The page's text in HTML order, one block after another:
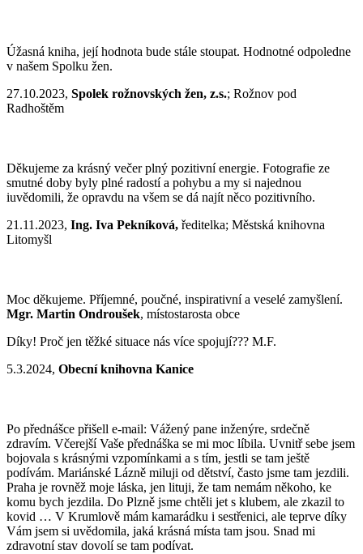
Úžasná kniha, její hodnota bude stále stoupat. Hodnotné odpoledne
v našem Spolku žen.
27.10.2023, Spolek rožnovských žen, z.s.; Rožnov pod
Radhoštěm
Děkujeme za krásný večer plný pozitivní energie. Fotografie ze
smutné doby byly plné radostí a pohybu a my si najednou
iuvědomili, že opravdu na všem se dá najít něco pozitivního.
21.11.2023, Ing. Iva Pekníková, ředitelka; Městská knihovna
Litomyšl
Moc děkujeme. Příjemné, poučné, inspirativní a veselé zamyšlení.
Mgr. Martin Ondroušek, místostarosta obce
Díky! Proč jen těžké situace nás více spojují??? M.F.
5.3.2024, Obecní knihovna Kanice
Po přednášce přišell e-mail: Vážený pane inženýre, srdečně
zdravím. Včerejší Vaše přednáška se mi moc líbila. Uvnitř sebe jsem
bojovala s krásnými vzpomínkami a s tím, jestli se tam ještě
podívám. Mariánské Lázně miluji od dětství, často jsme tam jezdili.
Praha je rovněž moje láska, jen lituji, že tam nemám někoho, ke
komu bych jezdila. Do Plzně jsme chtěli jet s klubem, ale zkazil to
kovid … V Krumlově mám kamarádku i sestřenici, ale teprve díky
Vám jsem si uvědomila, jaká krásná místa tam jsou. Snad mi
zdravotní stav dovolí se tam podívat.